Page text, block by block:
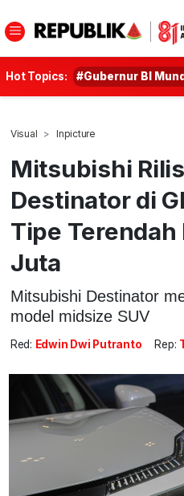
Hot Topics: #Gubernur BI
Visual Inpicture
Mitsubishi
Destinator di
Tipe Terendah
Juta
Mitsubishi Destinator
model midsize SUV
Red: Edwin Dwi Putranto Rep: